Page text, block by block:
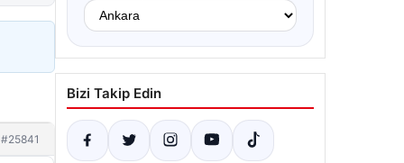
#25841
Bizi Takip Edin